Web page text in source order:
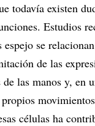
todavía existen
Estudios
espejo se
de las
las manos y, en
células ha